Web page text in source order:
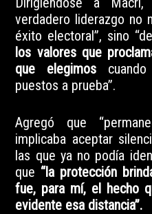
verdadero liderazgo no
éxito electoral”, sino
los valores que
que elegimoscuando
puestos a prueba”.
Agregó que
implicaba aceptar
las que ya no podía
que “la protección
fue, para mí, el hecho
evidente esa distancia”.